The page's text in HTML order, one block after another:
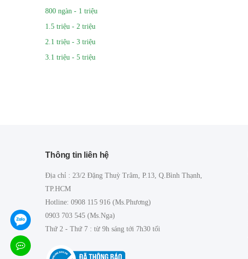
800 ngàn - 1 triệu
1.5 triệu - 2 triệu
2.1 triệu - 3 triệu
3.1 triệu - 5 triệu
Thông tin liên hệ
Địa chỉ : 23/2 Đặng Thuỳ Trâm, P.13, Q.Bình Thạnh,
TP.HCM
Hotline: 0908 115 916 (Ms.Phương)
0903 703 545 (Ms.Nga)
Thứ 2 - Thứ 7 : từ 9h sáng tới 7h30 tối